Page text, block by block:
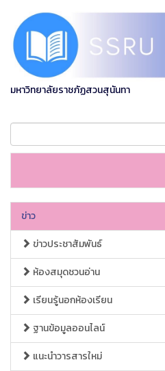
มหาวิทยาลัยราชภัฏสวนสุนันทา
ข่าว
ข่าวประชาสัมพันธ์
ห้องสมุดชวนอ่าน
เรียนรู้นอกห้องเรียน
ฐานข้อมูลออนไลน์
แนะนำวารสารใหม่